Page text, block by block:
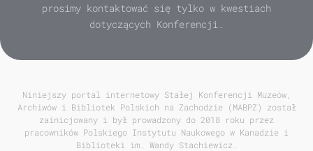
prosimy kontaktować się tylko w kwestiach
dotyczących Konferencji.
Niniejszy portal internetowy Stałej Konferencji Muzeów,
Archiwów i Bibliotek Polskich na Zachodzie (MABPZ) został
zainicjowany i był prowadzony do 2018 roku przez
pracowników Polskiego Instytutu Naukowego w Kanadzie i
Biblioteki im. Wandy Stachiewicz.